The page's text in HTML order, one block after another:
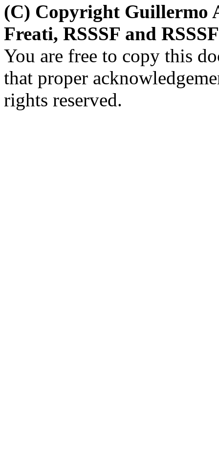
(C) Copyright Guillermo
Freati, RSSSF and
You are free to copy this
that proper
rights reserved.